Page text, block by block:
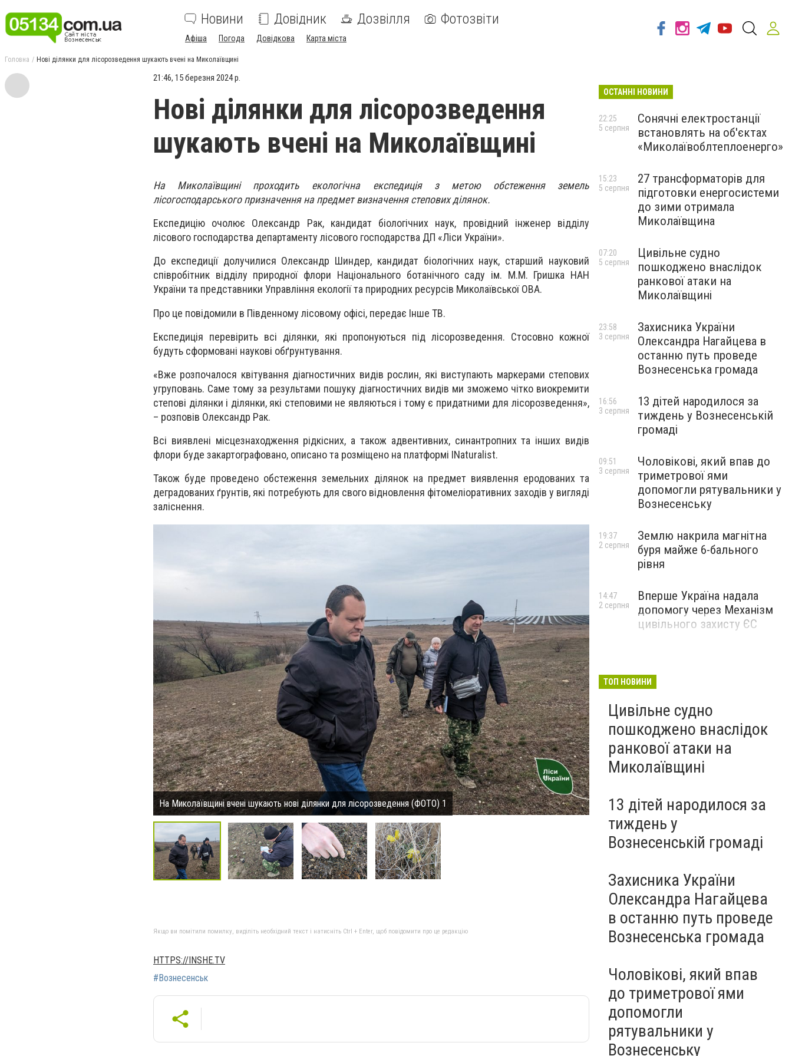
Новини Довідник Дозвілля Фотозвіти
Афіша Погода Довідкова Карта міста
Головна Нові ділянки для лісорозведення шукають вчені на Миколаївщині
21:46, 15 березня 2024 р.
Нові ділянки для лісорозведення
шукають вчені на Миколаївщині
На Миколаївщині проходить екологічна експедиція з метою обстеження земель
лісогосподарського призначення на предмет визначення степових ділянок.
Експедицію очолює Олександр Рак, кандидат біологічних наук, провідний інженер відділу
лісового господарства департаменту лісового господарства ДП «Ліси України».
До експедиції долучилися Олександр Шиндер, кандидат біологічних наук, старший науковий
співробітник відділу природної флори Національного ботанічного саду ім. М.М. Гришка НАН
України та представники Управління екології та природних ресурсів Миколаївської ОВА.
Про це повідомили в Південному лісовому офісі, передає Інше ТВ.
Експедиція перевірить всі ділянки, які пропонуються під лісорозведення. Стосовно кожної
будуть сформовані наукові обґрунтування.
«Вже розпочалося квітування діагностичних видів рослин, які виступають маркерами степових
угруповань. Саме тому за результами пошуку діагностичних видів ми зможемо чітко виокремити
степові ділянки і ділянки, які степовими не являються і тому є придатними для лісорозведення»,
– розповів Олександр Рак.
Всі виявлені місцезнаходження рідкісних, а також адвентивних, синантропних та інших видів
флори буде закартографовано, описано та розміщено на платформі INaturalist.
Також буде проведено обстеження земельних ділянок на предмет виявлення еродованих та
деградованих ґрунтів, які потребують для свого відновлення фітомеліоративних заходів у вигляді
заліснення.
На Миколаївщині вчені шукають нові ділянки для лісорозведення (ФОТО) 1 На Миколаївщині вчені шукають нові ділянки
Якщо ви помітили помилку, виділіть необхідний текст і натисніть Ctrl + Enter, щоб повідомити про це редакцію
HTTPS://INSHE.TV
#Вознесенськ
ОСТАННІ НОВИНИ
Сонячні електростанції
встановлять на об'єктах
«Миколаївоблтеплоенерго»
22:25
5 серпня
27 трансформаторів для
підготовки енергосистеми
до зими отримала
Миколаївщина
15:23
5 серпня
Цивільне судно
пошкоджено внаслідок
ранкової атаки на
Миколаївщині
07:20
5 серпня
Захисника України
Олександра Нагайцева в
останню путь проведе
Вознесенська громада
23:58
3 серпня
13 дітей народилося за
тиждень у Вознесенській
громаді
16:56
3 серпня
Чоловікові, який впав до
триметрової ями
допомогли рятувальники у
Вознесенську
09:51
3 серпня
Землю накрила магнітна
буря майже 6-бального
рівня
19:37
2 серпня
Вперше Україна надала
допомогу через Механізм
цивільного захисту ЄС
14:47
2 серпня
ТОП НОВИНИ
Цивільне судно
пошкоджено внаслідок
ранкової атаки на
Миколаївщині
13 дітей народилося за
тиждень у
Вознесенській громаді
Захисника України
Олександра Нагайцева
в останню путь проведе
Вознесенська громада
Чоловікові, який впав
до триметрової ями
допомогли
рятувальники у
Вознесенську